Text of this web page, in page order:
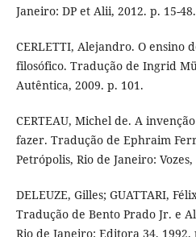
Janeiro: DP et Alii, 2012. p. 15-48.
CERLETTI, Alejandro. O ensino
filosófico. Tradução de Ingrid
Autêntica, 2009. p. 101.
CERTEAU, Michel de. A
fazer. Tradução de Ephraim
Petrópolis, Rio de Janeiro:
DELEUZE, Gilles; GUATTARI,
Tradução de Bento Prado Jr. e
Rio de Janeiro: Editora 34, 1992.